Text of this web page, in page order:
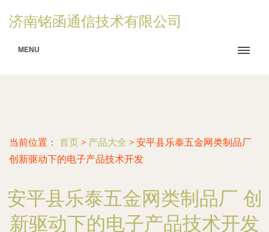
济南铭函通信技术有限公司
MENU
当前位置： 首页 > 产品大全 > 安平县乐泰五金网类制品厂
创新驱动下的电子产品技术开发
安平县乐泰五金网类制品厂 创
新驱动下的电子产品技术开发